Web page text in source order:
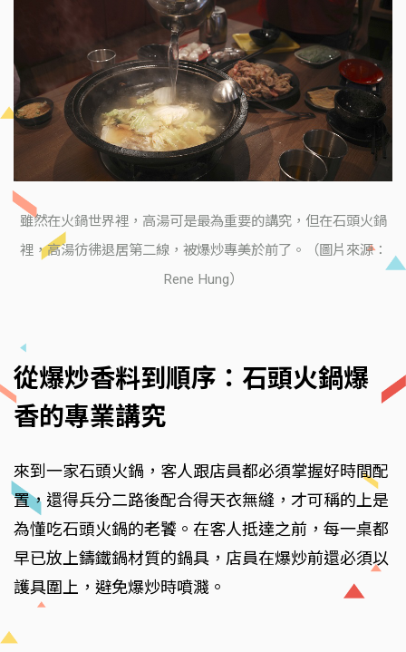
雖然在火鍋世界裡，高湯可是最為重要的講究，但在石頭火鍋
裡，高湯彷彿退居第二線，被爆炒專美於前了。（圖片來源：
Rene Hung）
從爆炒香料到順序：石頭火鍋爆
香的專業講究
來到一家石頭火鍋，客人跟店員都必須掌握好時間配
置，還得兵分二路後配合得天衣無縫，才可稱的上是
為懂吃石頭火鍋的老饕。在客人抵達之前，每一桌都
早已放上鑄鐵鍋材質的鍋具，店員在爆炒前還必須以
護具圍上，避免爆炒時噴濺。